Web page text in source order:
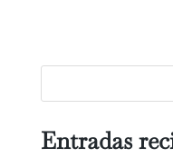
Entradas